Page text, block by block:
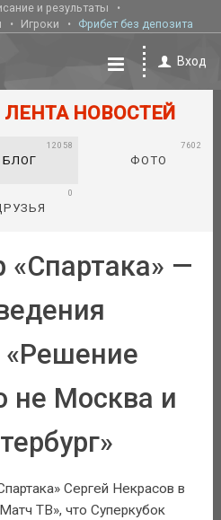
и результаты
Игроки Фрибет без депозита
Вход
ЛЕНТА НОВОСТЕЙ
БЛОГ
12058
ФОТО
7602
0
«Спартака» —
«Решение
не Москва и
Сергей Некрасов в
ТВ», что Суперкубок